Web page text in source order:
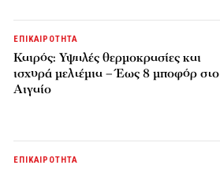
ΕΠΙΚΑΙΡΟΤΗΤΑ
Καιρός: Υψηλές θερμοκρασίες και
ισχυρά μελτέμια – Έως 8 μποφόρ στο
Αιγαίο
ΕΠΙΚΑΙΡΟΤΗΤΑ